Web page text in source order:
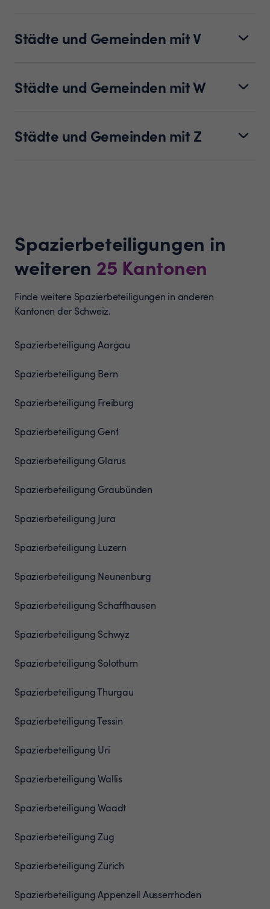
Städte und Gemeinden mit V
Städte und Gemeinden mit W
Städte und Gemeinden mit Z
Spazierbeteiligungen in
weiteren 25 Kantonen
Finde weitere Spazierbeteiligungen in anderen
Kantonen der Schweiz.
SpazierbeteiligungAargau
Spazierbeteiligung Bern
Spazierbeteiligung Freiburg
Spazierbeteiligung Genf
Spazierbeteiligung Glarus
Spazierbeteiligung Graubünden
Spazierbeteiligung Jura
Spazierbeteiligung Luzern
Spazierbeteiligung Neunenburg
Spazierbeteiligung Schaffhausen
Spazierbeteiligung Schwyz
Spazierbeteiligung Solothurn
SpazierbeteiligungThurgau
SpazierbeteiligungTessin
Spazierbeteiligung Uri
SpazierbeteiligungWallis
SpazierbeteiligungWaadt
SpazierbeteiligungZug
SpazierbeteiligungZürich
SpazierbeteiligungAppenzell Ausserrhoden